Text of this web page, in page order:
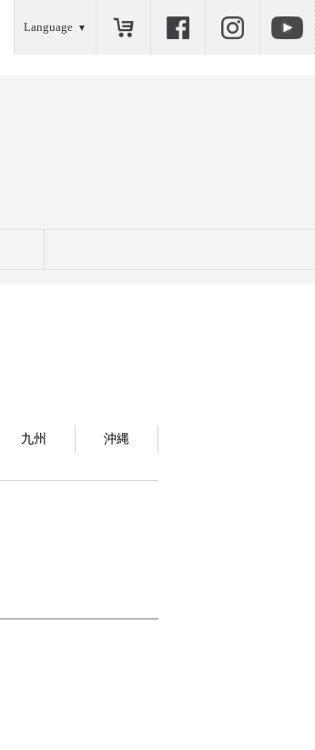
Language
九州 沖縄